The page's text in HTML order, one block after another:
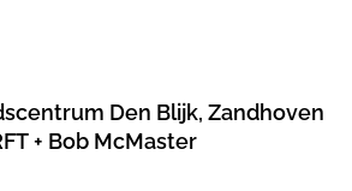
Den Blijk, Zandhoven
+ Bob McMaster